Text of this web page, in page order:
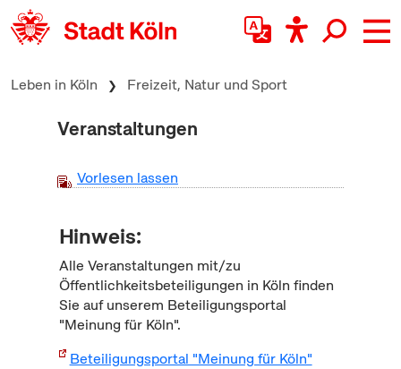
zum Inhalt springen
Leben in Köln Freizeit, Natur und Sport
Veranstaltungen
Vorlesen lassen
Hinweis:
Alle Veranstaltungen mit/zu
Öffentlichkeitsbeteiligungen in Köln finden
Sie auf unserem Beteiligungsportal
"Meinung für Köln".
Beteiligungsportal "Meinung für Köln"